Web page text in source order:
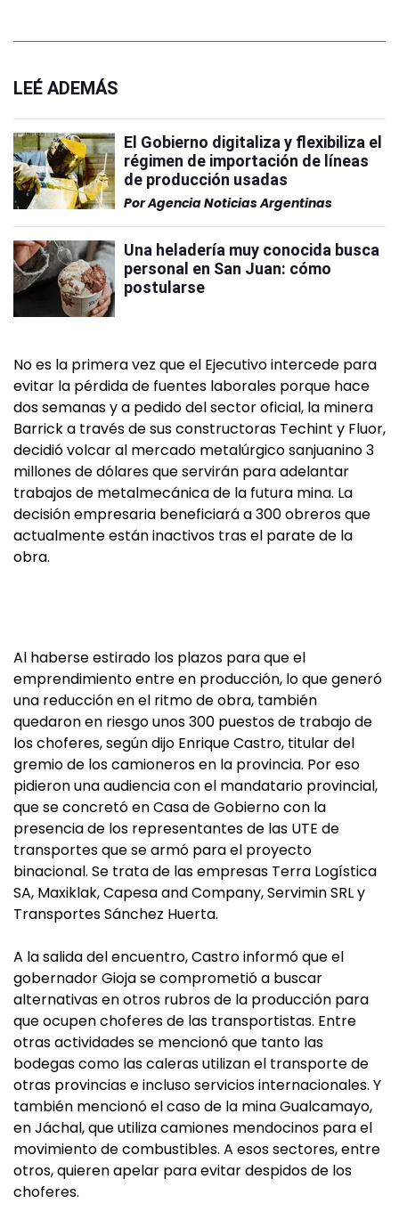
LEÉ ADEMÁS
El Gobierno digitaliza y flexibiliza el
régimen de importación de líneas
de producción usadas
PorAgencia Noticias Argentinas
Una heladería muy conocida busca
personal en San Juan: cómo
postularse
No es la primera vez que el Ejecutivo intercede para
evitar la pérdida de fuentes laborales porque hace
dos semanas y a pedido del sector oficial, la minera
Barrick a través de sus constructoras Techint y Fluor,
decidió volcar al mercado metalúrgico sanjuanino 3
millones de dólares que servirán para adelantar
trabajos de metalmecánica de la futura mina. La
decisión empresaria beneficiará a 300 obreros que
actualmente están inactivos tras el parate de la
obra.
Al haberse estirado los plazos para que el
emprendimiento entre en producción, lo que generó
una reducción en el ritmo de obra, también
quedaron en riesgo unos 300 puestos de trabajo de
los choferes, según dijo Enrique Castro, titular del
gremio de los camioneros en la provincia. Por eso
pidieron una audiencia con el mandatario provincial,
que se concretó en Casa de Gobierno con la
presencia de los representantes de las UTE de
transportes que se armó para el proyecto
binacional. Se trata de las empresas Terra Logística
SA, Maxiklak, Capesa and Company, Servimin SRL y
Transportes Sánchez Huerta.
A la salida del encuentro, Castro informó que el
gobernador Gioja se comprometió a buscar
alternativas en otros rubros de la producción para
que ocupen choferes de las transportistas. Entre
otras actividades se mencionó que tanto las
bodegas como las caleras utilizan el transporte de
otras provincias e incluso servicios internacionales. Y
también mencionó el caso de la mina Gualcamayo,
en Jáchal, que utiliza camiones mendocinos para el
movimiento de combustibles. A esos sectores, entre
otros, quieren apelar para evitar despidos de los
choferes.